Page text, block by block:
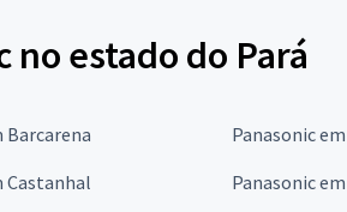
no estado do Pará
Barcarena
Panasonic
Castanhal
Panasonic